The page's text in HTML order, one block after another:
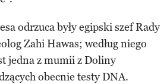
odrzuca były egipski szef Rady
Zahi Hawas; według niego
jedna z mumii z Doliny
obecnie testy DNA.